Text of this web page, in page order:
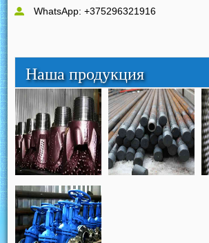
WhatsApp: +375296321916
Наша продукция